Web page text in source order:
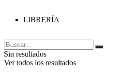
LIBRERÍA
Sin resultados
Ver todos los resultados